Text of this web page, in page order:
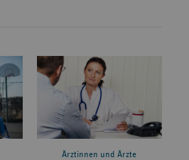
Ärztinnen und Ärzte